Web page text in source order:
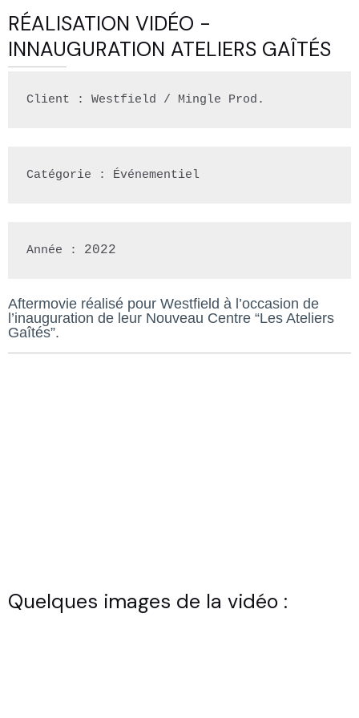
RÉALISATION VIDÉO -
INNAUGURATION ATELIERS GAÎTÉS
Client : Westfield / Mingle Prod.
Catégorie : Événementiel
Année : 2022
Aftermovie réalisé pour Westfield à l’occasion de
l’inauguration de leur Nouveau Centre “Les Ateliers
Gaîtés”.
Quelques images de la vidéo :